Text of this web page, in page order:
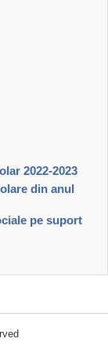
2022-2023
din anul
pe suport